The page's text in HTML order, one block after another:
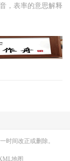
，表率的意思解释
时间改正或删除。
地图